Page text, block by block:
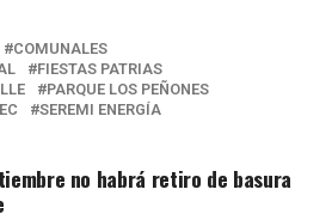
COMUNALES
FIESTAS PATRIAS
PARQUE LOS PEÑONES
SEREMI ENERGÍA
no habrá retiro de basura